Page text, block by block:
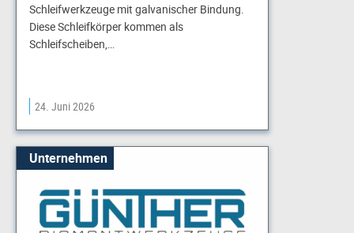
Schleifwerkzeuge mit galvanischer Bindung.
Diese Schleifkörper kommen als
Schleifscheiben,…
24. Juni 2026
Unternehmen